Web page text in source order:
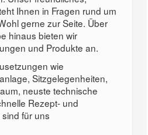
Ihnen in Fragen rund um
gerne zur Seite. Über
hinaus bieten wir
und Produkte an.
wie
Sitzgelegenheiten,
neuste technische
Rezept- und
für uns